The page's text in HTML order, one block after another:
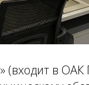
(входит в